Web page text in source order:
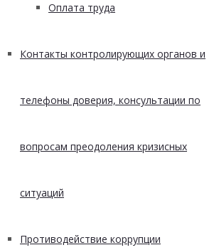
Оплата труда
Контакты контролирующих органов и
телефоны доверия, консультации по
вопросам преодоления кризисных
ситуаций
Противодействие коррупции